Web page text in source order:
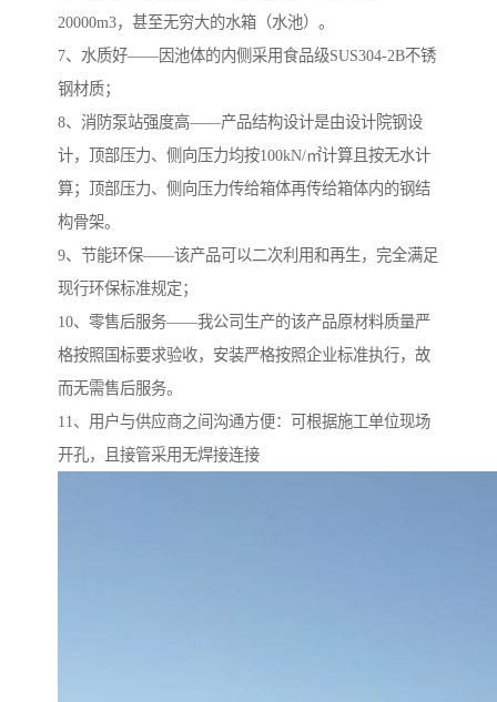
20000m3，甚至无穷大的水箱（水池）。
7、水质好——因池体的内侧采用食品级SUS304-2B不锈
钢材质；
8、消防泵站强度高——产品结构设计是由设计院钢设
计，顶部压力、侧向压力均按100kN/㎡计算且按无水计
算；顶部压力、侧向压力传给箱体再传给箱体内的钢结
构骨架。
9、节能环保——该产品可以二次利用和再生，完全满足
现行环保标准规定；
10、零售后服务——我公司生产的该产品原材料质量严
格按照国标要求验收，安装严格按照企业标准执行，故
而无需售后服务。
11、用户与供应商之间沟通方便：可根据施工单位现场
开孔，且接管采用无焊接连接